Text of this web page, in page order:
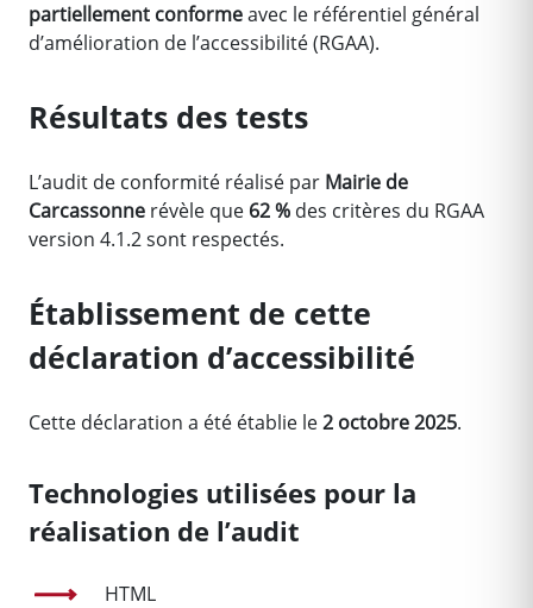
partiellement conformeavec le référentiel général
d’amélioration de l’accessibilité (RGAA).
Résultats des tests
L’audit de conformité réalisé par Mairie de
Carcassonne révèle que 62 % des critères du RGAA
version 4.1.2 sont respectés.
Établissement de cette
déclaration d’accessibilité
Cette déclaration a été établie le2 octobre 2025.
Technologies utilisées pour la
réalisation de l’audit
HTML